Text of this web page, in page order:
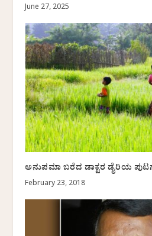
June 27, 2025
ಅನುಪಮಾ ಬರೆದ ಡಾಕ್ಟರ ಡೈರಿಯ
February 23, 2018